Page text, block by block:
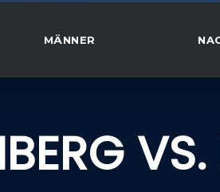
MÄNNER